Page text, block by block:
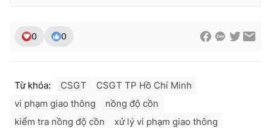
0 0
Từ khóa: CSGT
CSGT TP Hồ Chí Minh
vi phạm giao thông
nồng độ cồn
kiểm tra nồng độ cồn
xử lý vi phạm giao thông